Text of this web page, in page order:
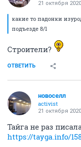
21 октября 2020
какие то падонки
подъезде 8/1
Строители?
ОТВЕТИТЬ
новоселл
activist
21 октября 2020
Тайга не раз
https://tayga.info/